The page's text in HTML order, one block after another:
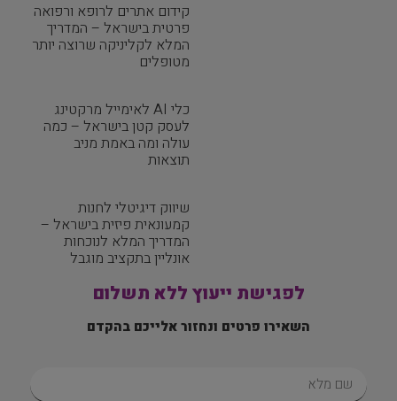
קידום אתרים לרופא ורפואה
פרטית בישראל – המדריך
המלא לקליניקה שרוצה יותר
מטופלים
כלי AI לאימייל מרקטינג
לעסק קטן בישראל – כמה
עולה ומה באמת מניב
תוצאות
שיווק דיגיטלי לחנות
קמעונאית פיזית בישראל –
המדריך המלא לנוכחות
אונליין בתקציב מוגבל
לפגישת ייעוץ ללא תשלום
השאירו פרטים ונחזור אלייכם בהקדם